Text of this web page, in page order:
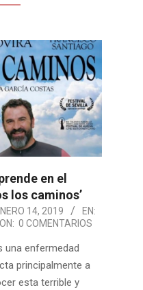
en el
los caminos’
14, 2019
EN:
0 COMENTARIOS
una enfermedad
principalmente a
esta terrible y